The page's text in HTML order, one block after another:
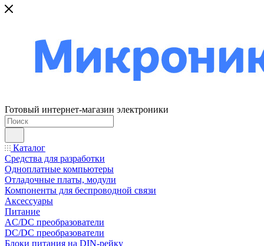
Готовый интернет-магазин электроники
Каталог
Средства для разработки
Одноплатные компьютеры
Отладочные платы, модули
Компоненты для беспроводной связи
Аксессуары
Питание
AC/DC преобразователи
DC/DC преобразователи
Блоки питания на DIN-рейку